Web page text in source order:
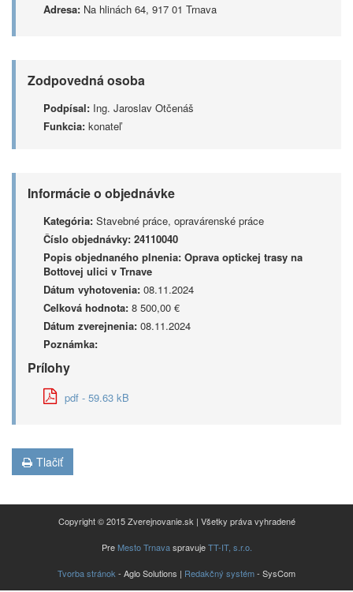
Adresa: Na hlinách 64, 917 01 Trnava
Zodpovedná osoba
Podpísal: Ing. Jaroslav Otčenáš
Funkcia: konateľ
Informácie o objednávke
Kategória: Stavebné práce, opravárenské práce
Číslo objednávky: 24110040
Popis objednaného plnenia: Oprava optickej trasy na
Bottovej ulici v Trnave
Dátum vyhotovenia: 08.11.2024
Celková hodnota: 8 500,00 €
Dátum zverejnenia: 08.11.2024
Poznámka:
Prílohy
pdf - 59.63 kB
Tlačiť
Copyright © 2015 Zverejnovanie.sk | Všetky práva vyhradené
PreMesto TrnavaspravujeTT-IT, s.r.o.
Tvorba stránok - Aglo Solutions | Redakčný systém- SysCom